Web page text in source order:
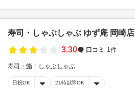
寿司・しゃぶしゃぶ ゆず庵 岡崎店
3.30
口コミ 1件
寿司・鮨 しゃぶしゃぶ
日祝OK 21時以降OK